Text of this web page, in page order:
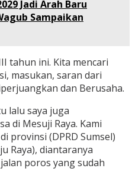
Jadi Arah Baru
Sampaikan
tahun ini. Kita mencari
masukan, saran dari
dan Berusaha.
lalu saya juga
di Mesuji Raya. Kami
provinsi (DPRD Sumsel)
Raya), diantaranya
poros yang sudah